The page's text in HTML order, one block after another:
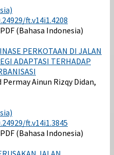
ft.v14i1.4208
PDF (Bahasa Indonesia)
PERKOTAAN DI JALAN
ADAPTASI TERHADAP
Ainun Rizqy Didan,
ft.v14i1.3845
PDF (Bahasa Indonesia)